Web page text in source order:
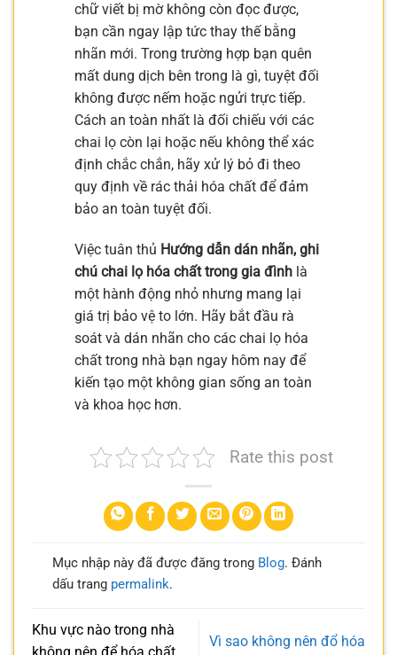
chữ viết bị mờ không còn đọc được,
bạn cần ngay lập tức thay thế bằng
nhãn mới. Trong trường hợp bạn quên
mất dung dịch bên trong là gì, tuyệt đối
không được nếm hoặc ngửi trực tiếp.
Cách an toàn nhất là đối chiếu với các
chai lọ còn lại hoặc nếu không thể xác
định chắc chắn, hãy xử lý bỏ đi theo
quy định về rác thải hóa chất để đảm
bảo an toàn tuyệt đối.
Việc tuân thủ Hướng dẫn dán nhãn, ghi
chú chai lọ hóa chất trong gia đình là
một hành động nhỏ nhưng mang lại
giá trị bảo vệ to lớn. Hãy bắt đầu rà
soát và dán nhãn cho các chai lọ hóa
chất trong nhà bạn ngay hôm nay để
kiến tạo một không gian sống an toàn
và khoa học hơn.
Rate this post
Mục nhập này đã được đăng trong Blog. Đánh
dấu trang permalink.
Khu vực nào trong nhà
Vì sao không nên đổ hóa